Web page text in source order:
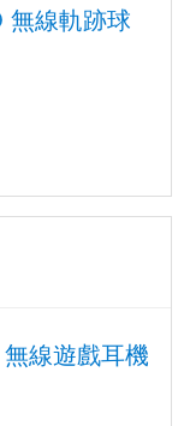
無線軌跡球
線遊戲耳機